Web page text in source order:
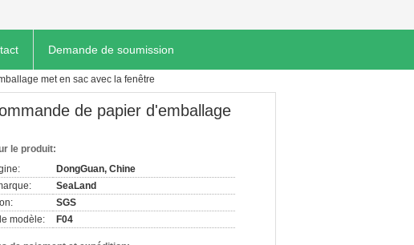
Demande de soumission
met en sac avec la fenêtre
de papier d'emballage
le produit:
DongGuan, Chine
SeaLand
SGS
modèle:
F04